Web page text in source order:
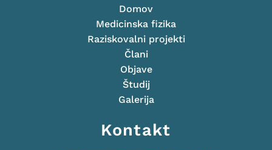
Domov
Medicinska fizika
Raziskovalni projekti
Člani
Objave
Študij
Galerija
Kontakt